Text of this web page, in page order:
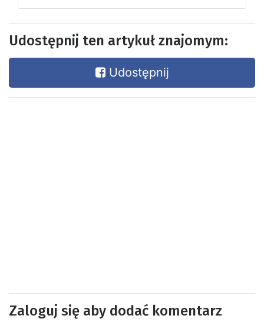
Udostępnij ten artykuł znajomym:
Udostępnij
Zaloguj się aby dodać komentarz